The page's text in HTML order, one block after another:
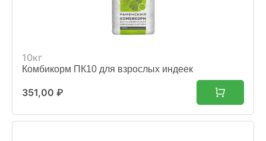
10кг
Комбикорм ПК10 для взрослых индеек
351,00 ₽